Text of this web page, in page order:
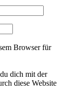
Browser für
dich mit der
diese Website